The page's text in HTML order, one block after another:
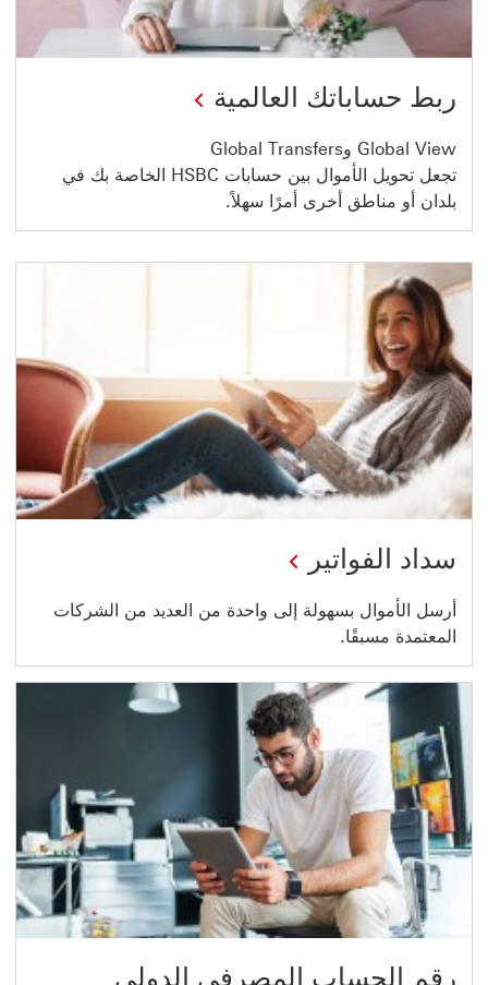
ربط حساباتك العالمية
Global View وGlobal Transfers
تجعل تحويل الأموال بين حسابات HSBC الخاصة بك في
بلدان أو مناطق أخرى أمرًا سهلاً.
سداد الفواتير
أرسل الأموال بسهولة إلى واحدة من العديد من الشركات
المعتمدة مسبقًا.
رقم الحساب المصرفي الدولي